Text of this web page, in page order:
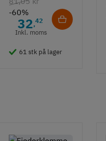
- 490 mm
-60%
32,42
Inkl. moms
61 stk på lager